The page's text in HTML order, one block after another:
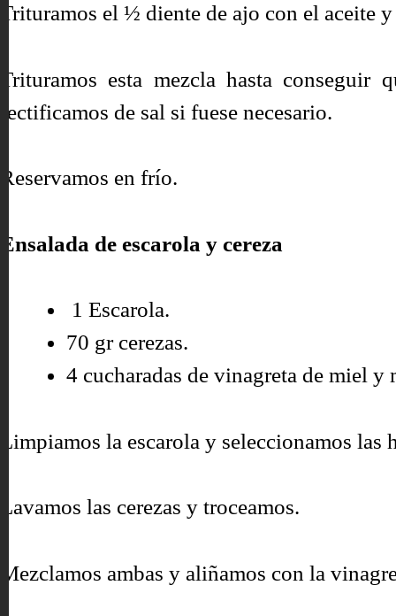
Trituramos el ½ diente de ajo con el aceite
Trituramos esta mezcla hasta
rectificamos de sal si fuese necesario.
Reservamos en frío.
Ensalada de escarola y cereza
1 Escarola.
70 gr cerezas.
4 cucharadas de vinagreta de miel y
Limpiamos la escarola y seleccionamos las
Lavamos las cerezas y troceamos.
Mezclamos ambas y aliñamos con la